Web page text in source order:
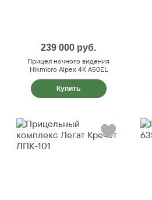
239 000 руб.
Прицел ночного видения
Hikmicro Alpex 4K A50EL
Купить